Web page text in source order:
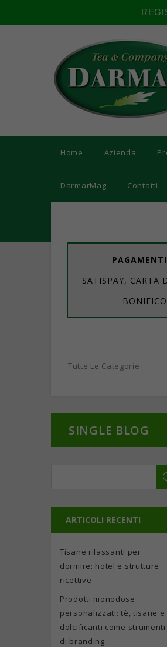
Home Azienda
DarmarMag Contatti
SATISPAY, CARTA
Tutte Le Categorie
SINGLE BLOG
ARTICOLI RECENTI
Tisane rilassanti per
dormire: hotel e strutture
ricettive
Prodotti monodose
personalizzati: tè, tisane e
dolcificanti come strumenti
di branding